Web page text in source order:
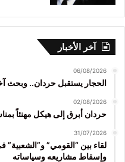
آخر الأخبار
06/08/2026
الحجار يستقبل حردان.. وبحث
02/08/2026
حردان أبرق إلى هيكل مهنئاً
31/07/2026
لقاء بين “القومي” و”الشعبية”
وإسقاط مشاريعه وسياساته